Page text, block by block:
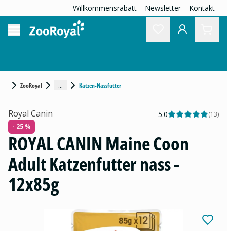
Willkommensrabatt Newsletter Kontakt
ZooRoyal ... Katzen-Nassfutter
Royal Canin 5.0 (13)
- 25 %
ROYAL CANIN Maine Coon
Adult Katzenfutter nass -
12x85g